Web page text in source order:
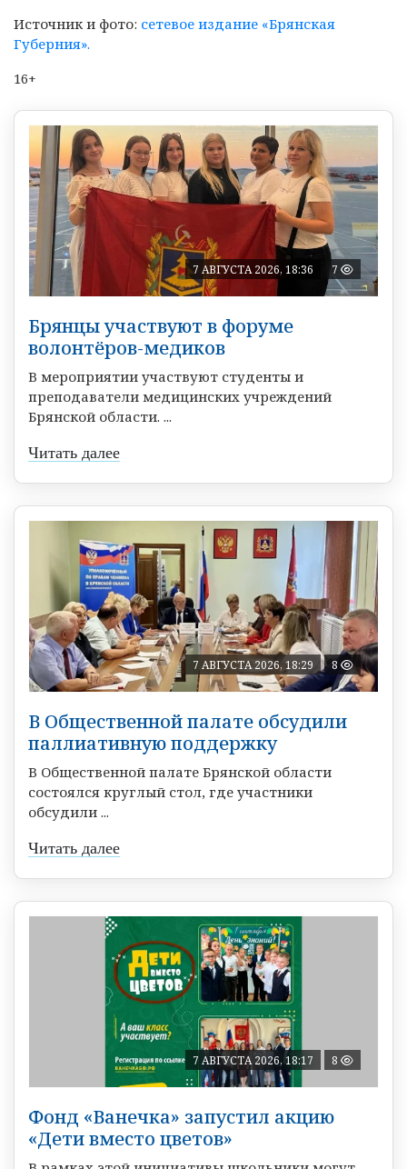
Источник и фото: сетевое издание «Брянская
Губерния».
16+
7 АВГУСТА 2026, 18:36 7
Брянцы участвуют в форуме
волонтёров-медиков
В мероприятии участвуют студенты и
преподаватели медицинских учреждений
Брянской области. ...
Читать далее
7 АВГУСТА 2026, 18:29 8
В Общественной палате обсудили
паллиативную поддержку
В Общественной палате Брянской области
состоялся круглый стол, где участники
обсудили ...
Читать далее
7 АВГУСТА 2026, 18:17 8
Фонд «Ванечка» запустил акцию
«Дети вместо цветов»